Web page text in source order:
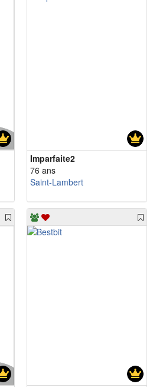
Imparfaite2
76 ans
Saint-Lambert